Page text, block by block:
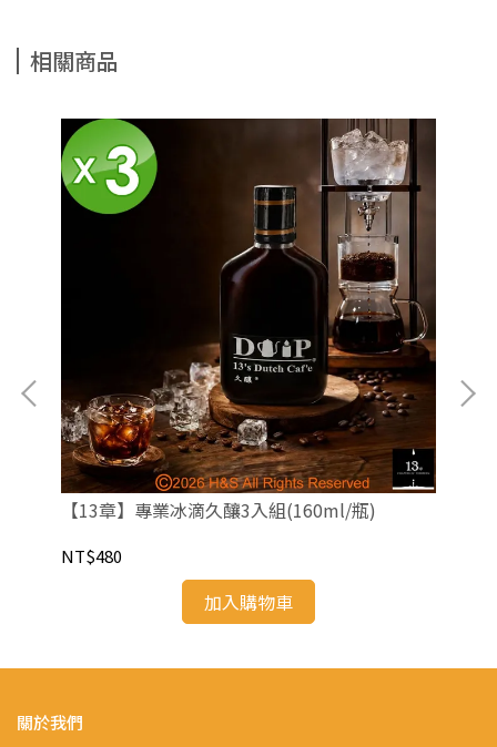
相關商品
【13章】專業冰滴久釀3入組(160ml/瓶)
NT$480
加入購物車
關於我們